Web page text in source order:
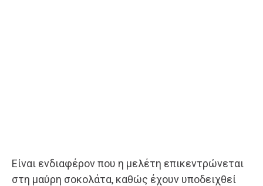
Είναι ενδιαφέρον που η μελέτη επικεντρώνεται
στη μαύρη σοκολάτα, καθώς έχουν υποδειχθεί